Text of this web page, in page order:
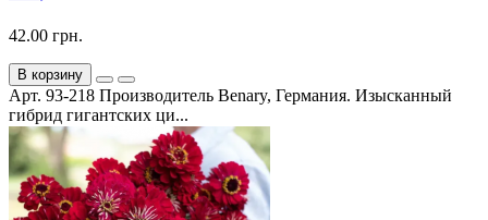
42.00 грн.
В корзину
Арт. 93-218 Производитель Benary, Германия. Изысканный
гибрид гигантских ци...